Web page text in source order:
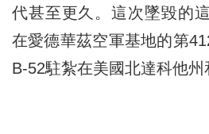
代甚至更久。這次墜毀的
在愛德華茲空軍基地的第
B-52駐紮在美國北達科他州